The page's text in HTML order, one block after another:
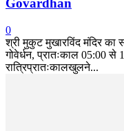
Govardhan
0
श्री मुकुट मुखारविंद मंदिर का
गोवेर्धन, प्रातःकाल 05:00
रात्रिप्रातःकालखुलने...